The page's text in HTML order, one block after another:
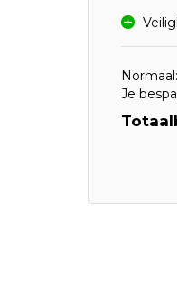
Normaal:
Je